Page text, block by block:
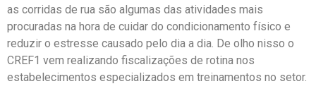
as corridas de rua são algumas das atividades mais
procuradas na hora de cuidar do condicionamento físico e
reduzir o estresse causado pelo dia a dia. De olho nisso o
CREF1 vem realizando fiscalizações de rotina nos
estabelecimentos especializados em treinamentos no setor.